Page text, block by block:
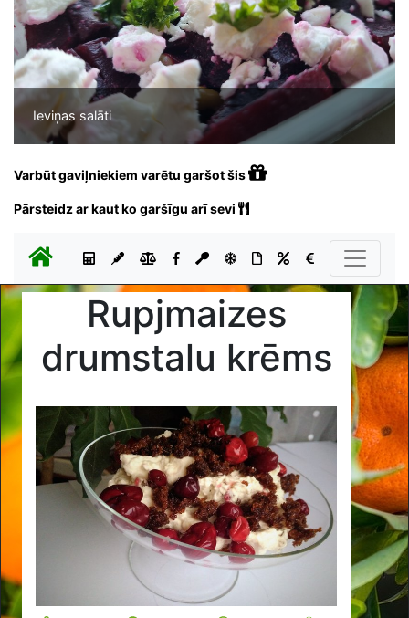
Ieviņas salāti
Varbūt gaviļniekiem varētu garšot šis
Pārsteidz ar kaut ko garšīgu arī sevi
Rupjmaizes
drumstalu krēms